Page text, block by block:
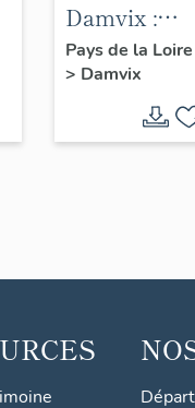
Damvix :
commune
Pays de la Loire
> Damvix